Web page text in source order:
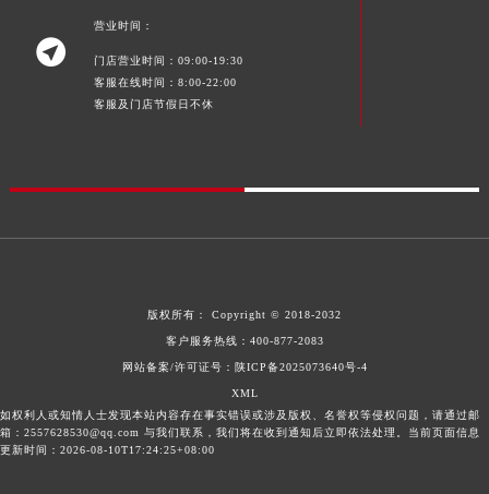

营业时间：
门店营业时间：09:00-19:30
客服在线时间：8:00-22:00
客服及门店节假日不休
版权所有： Copyright © 2018-2032
客户服务热线： 400-877-2083
网站备案/许可证号：陕ICP备2025073640号-4
XML
如权利人或知情人士发现本站内容存在事实错误或涉及版权、名誉权等侵权问题，请通过邮
箱：2557628530@qq.com 与我们联系，我们将在收到通知后立即依法处理。当前页面信息
更新时间：2026-08-10T17:24:25+08:00